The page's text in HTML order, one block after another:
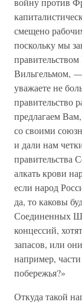
смещено
поскольку мы
Вильгельмом, —
уважаете не
правительство
предлагаем
со своими
и дали нам
алкать крови
если народ
да, то каковы
Соединенных
концессий,
запасов, или
например,
побережья?»
Откуда такой